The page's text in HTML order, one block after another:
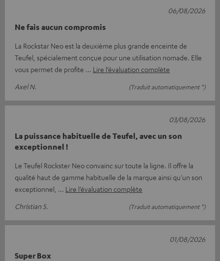
Ne fais aucun compromis
La Rockstar Neo est la deuxième plus grande enceinte de
Teufel, spécialement conçue pour une utilisation nomade. Elle
vous permet de profite
Lire l’évaluation complète
Axel N.
(Traduit automatiquement *)
06/08/2026
La puissance habituelle de Teufel, avec un son
exceptionnel !
Le Teufel Rockster Neo convainc sur toute la ligne. Il offre la
qualité haut de gamme habituelle de la marque ainsi qu'un son
exceptionnel,
Lire l’évaluation complète
Christian S.
(Traduit automatiquement *)
03/08/2026
Super Box
01/08/2026